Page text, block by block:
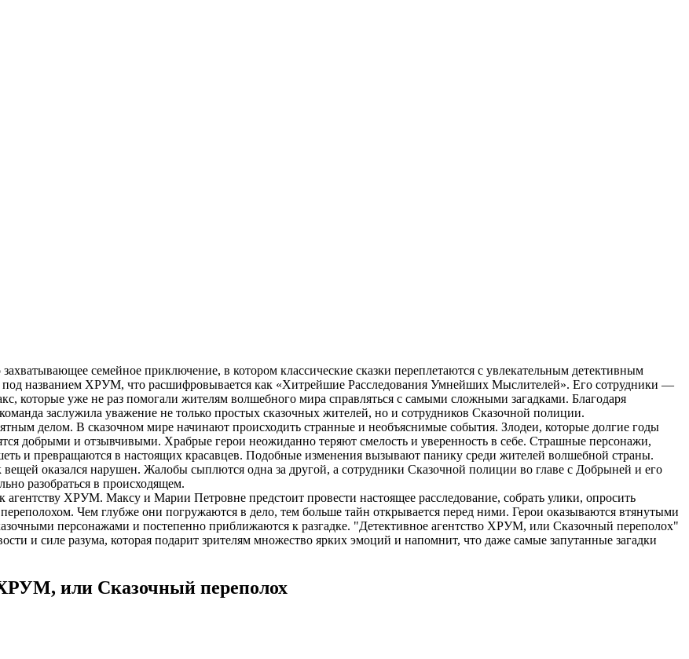
семейное приключение, в котором классические сказки переплетаются с увлекательным детективным
под названием ХРУМ, что расшифровывается как «Хитрейшие Расследования Умнейших Мыслителей». Его сотрудники —
которые уже не раз помогали жителям волшебного мира справляться с самыми сложными загадками. Благодаря
заслужила уважение не только простых сказочных жителей, но и сотрудников Сказочной полиции.
делом. В сказочном мире начинают происходить странные и необъяснимые события. Злодеи, которые долгие годы
добрыми и отзывчивыми. Храбрые герои неожиданно теряют смелость и уверенность в себе. Страшные персонажи,
и превращаются в настоящих красавцев. Подобные изменения вызывают панику среди жителей волшебной страны.
оказался нарушен. Жалобы сыплются одна за другой, а сотрудники Сказочной полиции во главе с Добрыней и его
разобраться в происходящем.
ХРУМ. Максу и Марии Петровне предстоит провести настоящее расследование, собрать улики, опросить
Чем глубже они погружаются в дело, тем больше тайн открывается перед ними. Герои оказываются втянутыми
персонажами и постепенно приближаются к разгадке. "Детективное агентство ХРУМ, или Сказочный переполох"
и силе разума, которая подарит зрителям множество ярких эмоций и напомнит, что даже самые запутанные загадки
или Сказочный переполох